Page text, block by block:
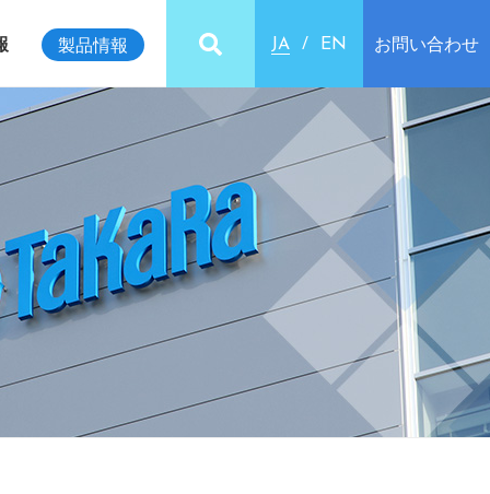
製品情報 JA EN お問い合わせ
リティインデックス